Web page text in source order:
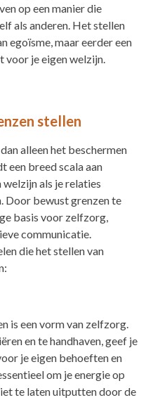
op een manier die
als anderen. Het stellen
egoïsme, maar eerder een
voor je eigen welzijn.
stellen
alleen het beschermen
een breed scala aan
als je relaties
Door bewust grenzen te
basis voor zelfzorg,
communicatie.
die het stellen van
is een vorm van zelfzorg.
en te handhaven, geef je
je eigen behoeften en
om je energie op
te laten uitputten door de